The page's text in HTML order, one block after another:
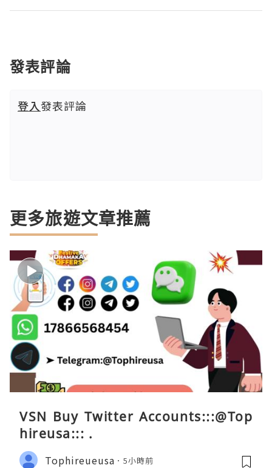
發表評論
登入發表評論
更多旅遊文章推薦
VSN Buy Twitter Accounts:::@Top
hireusa::: .
Tophireueusa 5小時前